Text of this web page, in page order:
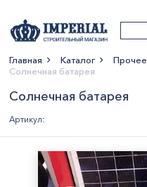
Главная Каталог Прочее
Солнечная батарея
Солнечная батарея
Артикул: